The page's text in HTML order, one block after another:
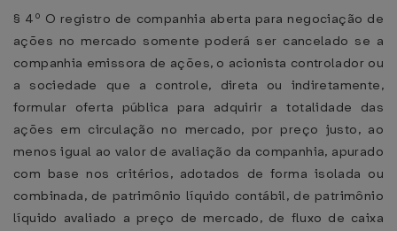
§ 4º O registro de companhia aberta para negociação de
ações no mercado somente poderá ser cancelado se a
companhia emissora de ações, o acionista controlador ou
a sociedade que a controle, direta ou indiretamente,
formular oferta pública para adquirir a totalidade das
ações em circulação no mercado, por preço justo, ao
menos igual ao valor de avaliação da companhia, apurado
com base nos critérios, adotados de forma isolada ou
combinada, de patrimônio líquido contábil, de patrimônio
líquido avaliado a preço de mercado, de fluxo de caixa